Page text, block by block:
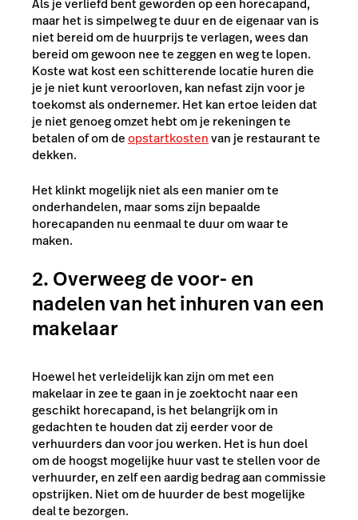
Als je verliefd bent geworden op een horecapand,
maar het is simpelweg te duur en de eigenaar van is
niet bereid om de huurprijs te verlagen, wees dan
bereid om gewoon nee te zeggen en weg te lopen.
Koste wat kost een schitterende locatie huren die
je je niet kunt veroorloven, kan nefast zijn voor je
toekomst als ondernemer. Het kan ertoe leiden dat
je niet genoeg omzet hebt om je rekeningen te
betalen of om deopstartkostenvan je restaurant te
dekken.
Het klinkt mogelijk niet als een manier om te
onderhandelen, maar soms zijn bepaalde
horecapanden nu eenmaal te duur om waar te
maken.
2. Overweeg de voor- en
nadelen van het inhuren van een
makelaar
Hoewel het verleidelijk kan zijn om met een
makelaar in zee te gaan in je zoektocht naar een
geschikt horecapand, is het belangrijk om in
gedachten te houden dat zij eerder voor de
verhuurders dan voor jou werken. Het is hun doel
om de hoogst mogelijke huur vast te stellen voor de
verhuurder, en zelf een aardig bedrag aan commissie
opstrijken. Niet om de huurder de best mogelijke
deal te bezorgen.